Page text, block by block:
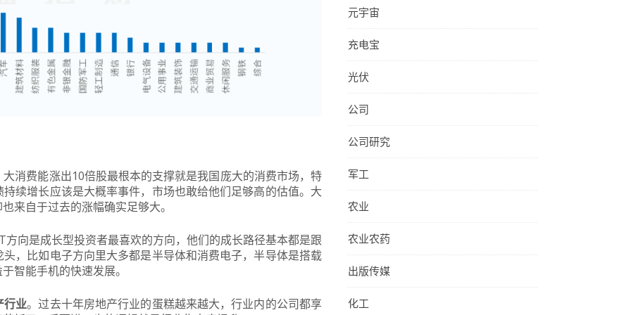
大消费能涨出10倍股最根本的支撑就是我国庞大的消费市场，特
续增长应该是大概率事件，市场也敢给他们足够高的估值。大
来自于过去的涨幅确实足够大。
方向是成长型投资者最喜欢的方向，他们的成长路径基本都是跟
，比如电子方向里大多都是半导体和消费电子，半导体是搭载
智能手机的快速发展。
行业。过去十年房地产行业的蛋糕越来越大，行业内的公司都享
元宇宙
充电宝
光伏
公司
公司研究
军工
农业
农业农药
出版传媒
化工